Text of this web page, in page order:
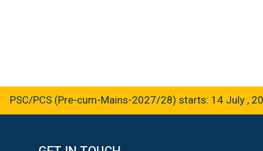
PCS (Pre-cum-Mains-2027/28) starts: 14 July , 2026